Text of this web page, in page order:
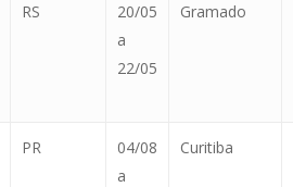
RS
20/05
a
22/05
Gramado
PR
04/08
a
Curitiba